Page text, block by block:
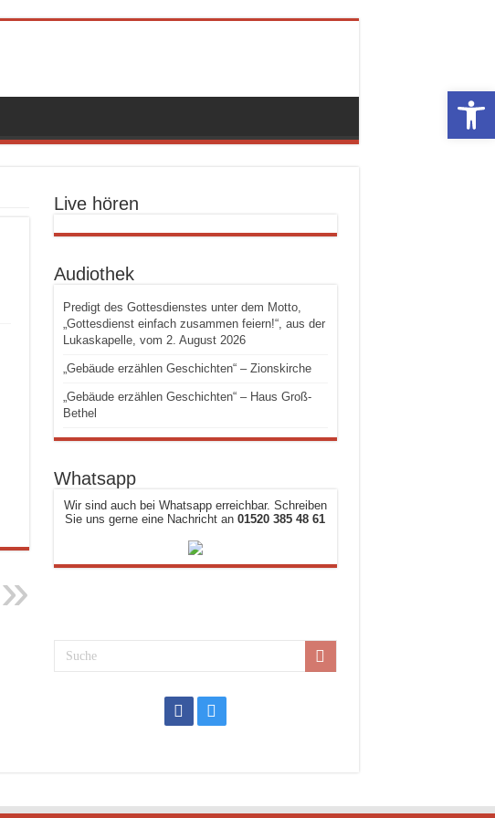
Live hören
Audiothek
Predigt des Gottesdienstes unter dem Motto,
„Gottesdienst einfach zusammen feiern!“, aus der
Lukaskapelle, vom 2. August 2026
„Gebäude erzählen Geschichten“ – Zionskirche
„Gebäude erzählen Geschichten“ – Haus Groß-
Bethel
Whatsapp
Wir sind auch bei Whatsapp erreichbar. Schreiben
Sie uns gerne eine Nachricht an 01520 385 48 61